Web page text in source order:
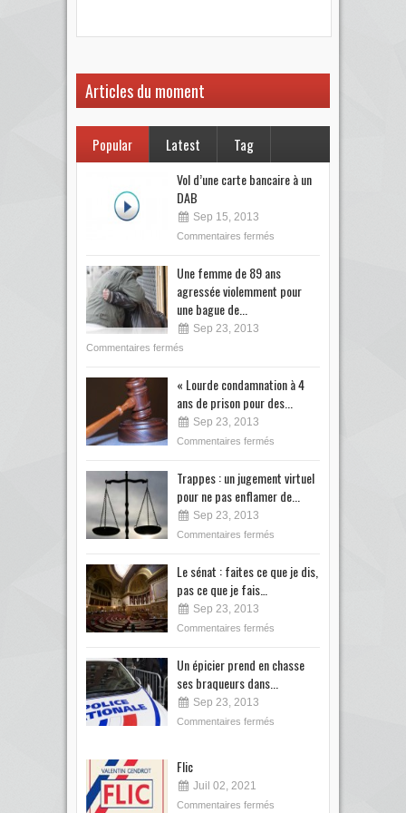
Articles du moment
Popular Latest Tag
Vol d’une carte bancaire à un
DAB
Sep 15, 2013
Commentaires fermés
Une femme de 89 ans
agressée violemment pour
une bague de...
Sep 23, 2013
Commentaires fermés
« Lourde condamnation à 4
ans de prison pour des...
Sep 23, 2013
Commentaires fermés
Trappes : un jugement virtuel
pour ne pas enflamer de...
Sep 23, 2013
Commentaires fermés
Le sénat : faites ce que je dis,
pas ce que je fais…
Sep 23, 2013
Commentaires fermés
Un épicier prend en chasse
ses braqueurs dans...
Sep 23, 2013
Commentaires fermés
Flic
Juil 02, 2021
Commentaires fermés